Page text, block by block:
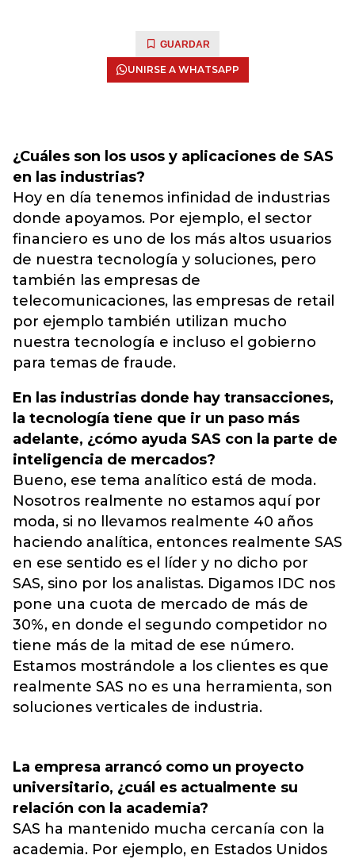
GUARDAR
UNIRSE A WHATSAPP
¿Cuáles son los usos y aplicaciones de SAS
en las industrias?
Hoy en día tenemos infinidad de industrias
donde apoyamos. Por ejemplo, el sector
financiero es uno de los más altos usuarios
de nuestra tecnología y soluciones, pero
también las empresas de
telecomunicaciones, las empresas de retail
por ejemplo también utilizan mucho
nuestra tecnología e incluso el gobierno
para temas de fraude.
En las industrias donde hay transacciones,
la tecnología tiene que ir un paso más
adelante, ¿cómo ayuda SAS con la parte de
inteligencia de mercados?
Bueno, ese tema analítico está de moda.
Nosotros realmente no estamos aquí por
moda, si no llevamos realmente 40 años
haciendo analítica, entonces realmente SAS
en ese sentido es el líder y no dicho por
SAS, sino por los analistas. Digamos IDC nos
pone una cuota de mercado de más de
30%, en donde el segundo competidor no
tiene más de la mitad de ese número.
Estamos mostrándole a los clientes es que
realmente SAS no es una herramienta, son
soluciones verticales de industria.
La empresa arrancó como un proyecto
universitario, ¿cuál es actualmente su
relación con la academia?
SAS ha mantenido mucha cercanía con la
academia. Por ejemplo, en Estados Unidos